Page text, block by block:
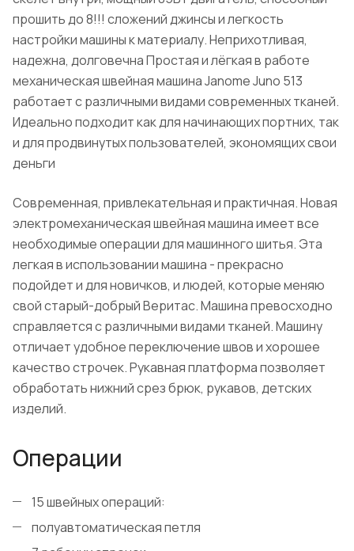
прошить до 8!!! сложений джинсы и легкость
настройки машины к материалу. Неприхотливая,
надежна, долговечна Простая и лёгкая в работе
механическая швейная машина Janome Juno 513
работает с различными видами современных тканей.
Идеально подходит как для начинающих портних, так
и для продвинутых пользователей, экономящих свои
деньги
Современная, привлекательная и практичная. Новая
электромеханическая швейная машина имеет все
необходимые операции для машинного шитья. Эта
легкая в использовании машина - прекрасно
подойдет и для новичков, и людей, которые меняю
свой старый-добрый Веритас. Машина превосходно
справляется с различными видами тканей. Машину
отличает удобное переключение швов и хорошее
качество строчек. Рукавная платформа позволяет
обработать нижний срез брюк, рукавов, детских
изделий.
Операции
15 швейных операций:
полуавтоматическая петля